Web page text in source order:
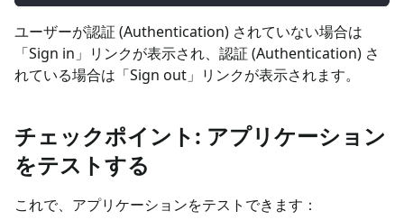
ユーザーが認証 (Authentication) されていない場合は
「Sign in」リンクが表示され、認証 (Authentication) さ
れている場合は「Sign out」リンクが表示されます。
チェックポイント: アプリケーション
をテストする
これで、アプリケーションをテストできます：